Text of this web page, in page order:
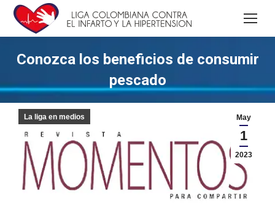
Conozca los beneficios de consumir
pescado
May
1
2023
La liga en medios